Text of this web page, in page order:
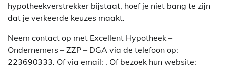
hypotheekverstrekker bijstaat, hoef je niet bang te zijn
dat je verkeerde keuzes maakt.
Neem contact op met Excellent Hypotheek –
Ondernemers – ZZP – DGA via de telefoon op:
223690333. Of via email: . Of bezoek hun website: